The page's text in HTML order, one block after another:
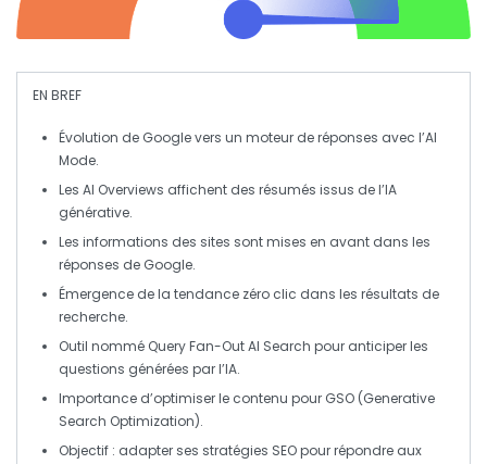
EN BREF
Évolution de Googlevers un moteur deréponses avec l’AI
Mode.
Les AI Overviews affichent des résumés issus de l’IA
générative.
Les informations des sites sont mises en avant dans les
réponses de Google.
Émergence de la tendance zéro clic dans les résultats de
recherche.
Outil nommé Query Fan-Out AI Search pour anticiper les
questions générées par l’IA.
Importance d’optimiser le contenu pour GSO (Generative
Search Optimization).
Objectif : adapter ses stratégies SEOpour répondre aux